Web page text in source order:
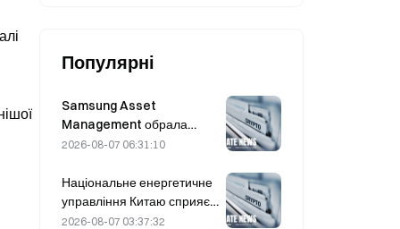
Популярні
Samsung Asset
Management обрала
трьох венчурних партнерів
фонду обсягом 90 млрд
KRW
2026-08-07 06:31:10
Національне енергетичне
управління Китаю сприяє
проривам у галузі силових
2026-08-07 03:37:32